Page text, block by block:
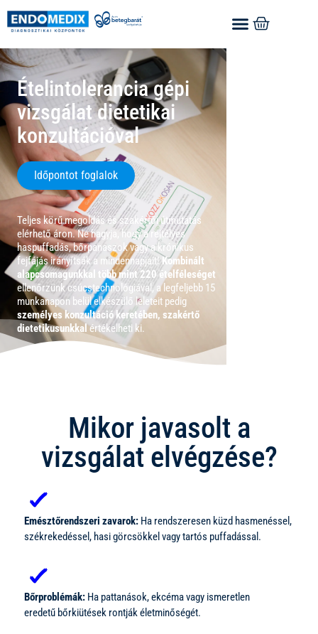
Ételintolerancia gépi
vizsgálat dietetikai
konzultációval
Időpontot foglalok
Teljes körű megoldás és szakértői útmutatás
elérhető áron. Ne hagyja, hogy a rejtélyes
haspuffadás, bőrpanaszok vagy a krónikus
fejfájás irányítsák a mindennapjait!Kombinált
alapcsomagunkkal több mint 220 ételféleséget
ellenőrzünk csúcstechnológiával, a legfeljebb 15
munkanapon belül elkészülő leleteit pedig
személyes konzultáció keretében, szakértő
dietetikusunkkalértékelheti ki.
Mikor javasolt a
vizsgálat elvégzése?
Emésztőrendszeri zavarok: Ha rendszeresen küzd hasmenéssel,
székrekedéssel, hasi görcsökkel vagy tartós puffadással.
Bőrproblémák: Ha pattanások, ekcéma vagy ismeretlen
eredetű bőrkiütések rontják életminőségét.